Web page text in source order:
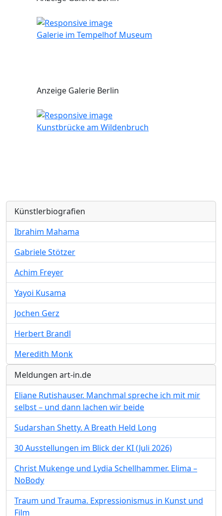
Galerie im Tempelhof Museum
Anzeige Galerie Berlin
Kunstbrücke am Wildenbruch
Künstlerbiografien
Ibrahim Mahama
Gabriele Stötzer
Achim Freyer
Yayoi Kusama
Jochen Gerz
Herbert Brandl
Meredith Monk
Meldungen art-in.de
Eliane Rutishauser. Manchmal spreche ich mit mir
selbst – und dann lachen wir beide
Sudarshan Shetty. A Breath Held Long
30 Ausstellungen im Blick der KI (Juli 2026)
Christ Mukenge und Lydia Schellhammer. Elima –
NoBody
Traum und Trauma. Expressionismus in Kunst und
Film